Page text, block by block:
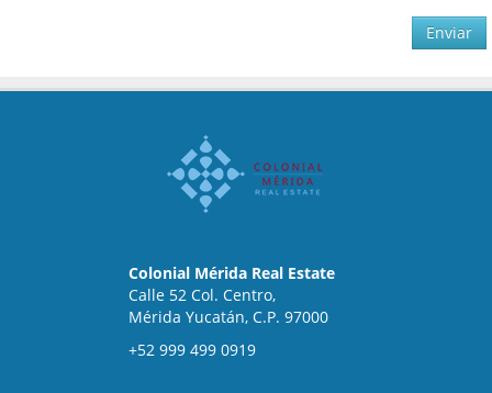
Enviar
Colonial Mérida Real Estate
Calle 52 Col. Centro,
Mérida Yucatán, C.P. 97000
+52 999 499 0919